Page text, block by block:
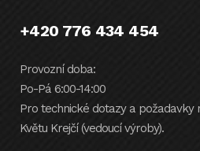
+420 776 434 454
Provozní doba:
Po-Pá 6:00-14:00
Pro technické dotazy a požadavky
Květu Krejčí (vedoucí výroby).